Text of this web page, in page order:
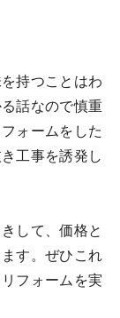
持つことはわ
話なので慎重
ォームをした
工事を誘発し
して、価格と
す。ぜひこれ
フォームを実